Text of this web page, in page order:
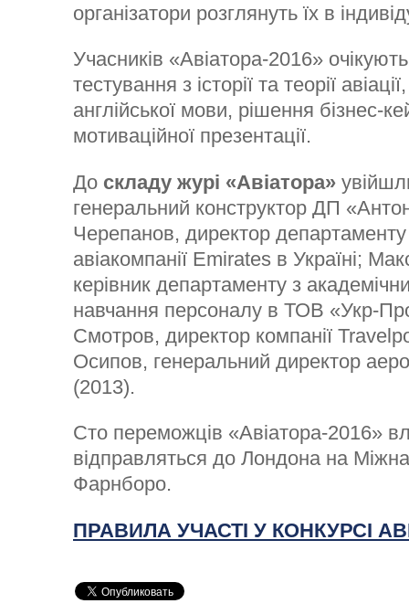
організатори розглянуть їх в
Учасників «Авіатора-2016»
тестування з історії та теорії
англійської мови, рішення бізнес-
мотиваційної презентації.
До складу журі «Авіатора»
генеральний конструктор ДП
Черепанов, директор
авіакомпанії Emirates в Україні;
керівник департаменту з
навчання персоналу в ТОВ «Укр-
Смотров, директор компанії
Осипов, генеральний директор
(2013).
Сто переможців «Авіатора-2016»
відправляться до Лондона на
Фарнборо.
ПРАВИЛА УЧАСТІ У КОНКУРСІ